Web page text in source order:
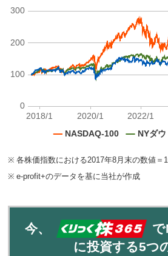
※ 各株価指数における2017年8月末の数値＝
※ e-profit+のデータを基に当社が作成
今、
に投資する5つ